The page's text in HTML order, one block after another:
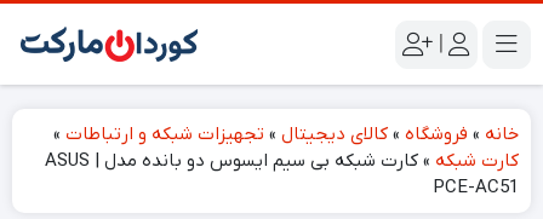
|
خانه » فروشگاه » کالای دیجیتال » تجهیزات شبکه و ارتباطات »
کارت شبکه »
کارت شبکه بی سیم ایسوس دو بانده مدل ASUS |
PCE-AC51